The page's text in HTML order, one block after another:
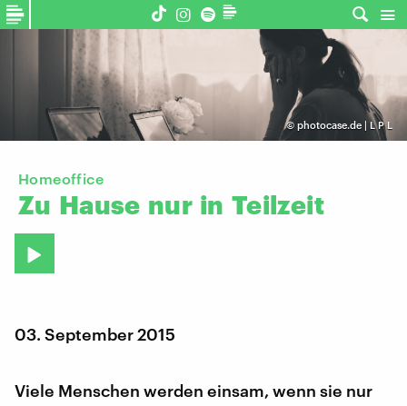
© photocase.de | L P L
Homeoffice
Zu Hause nur in Teilzeit
03. September 2015
Viele Menschen werden einsam, wenn sie nur